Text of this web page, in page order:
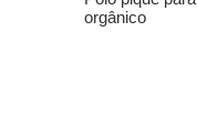
orgânico